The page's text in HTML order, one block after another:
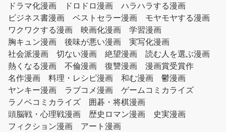
ドラマ化漫画
ドロドロ漫画
ハラハラする漫画
ビジネス書漫画
ベストセラー漫画
モヤモヤする漫画
ワクワクする漫画
映画化漫画
学習漫画
胸キュン漫画
後味が悪い漫画
実写化漫画
社会派漫画
切ない漫画 絶望漫画
読む人を選ぶ漫画
熱くなる漫画
不倫漫画 復讐漫画
漫画賞受賞作
名作漫画
料理・レシピ漫画 和む漫画
鬱漫画
ヤンキー漫画
ラブコメ漫画
ゲームコミカライズ
ラノベコミカライズ
囲碁・将棋漫画
頭脳戦・心理戦漫画
歴史ロマン漫画
史実漫画
フィクション漫画
アート漫画